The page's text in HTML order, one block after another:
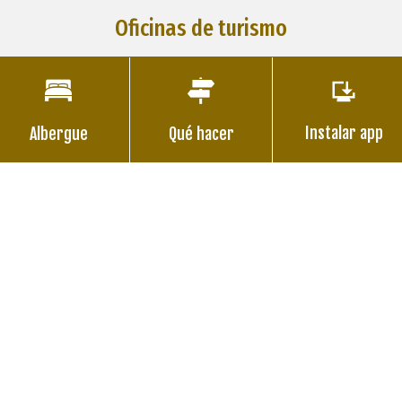
Oficinas de turismo
Albergue Qué hacer Instalar app